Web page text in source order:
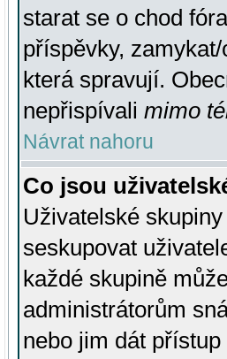
starat se o chod
příspěvky,
která spravují.
nepřispívali mimo
Návrat nahoru
Co jsou
Uživatelské
seskupovat
každé skupině
administrátorům
nebo jim dát